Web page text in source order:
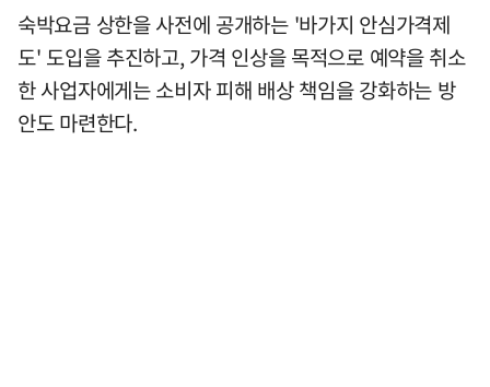
숙박요금 상한을 사전에 공개하는 '바가지 안심가격제
도' 도입을 추진하고, 가격 인상을 목적으로 예약을 취소
한 사업자에게는 소비자 피해 배상 책임을 강화하는 방
안도 마련한다.